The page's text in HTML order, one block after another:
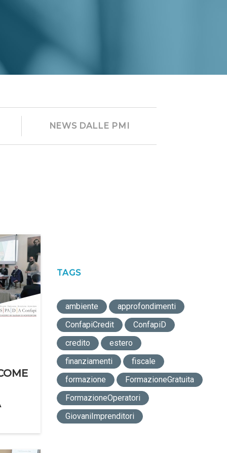
NEWS DALLE PMI
TAGS
ambiente
approfondimenti
ConfapiCredit
ConfapiD
credito
estero
finanziamenti
fiscale
formazione
FormazioneGratuita
FormazioneOperatori
GiovaniImprenditori